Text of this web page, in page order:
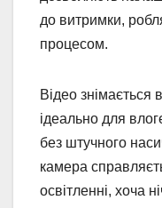
до витримки,
процесом.
Відео
ідеально для
без штучного
камера
освітленні, хоча